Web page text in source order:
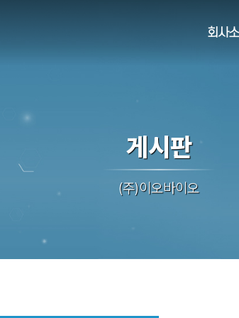
회사
게시판
(주)이오바이오